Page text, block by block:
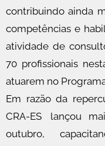
contribuindo ainda
competências e
atividade de
70 profissionais
atuarem no
Em razão da
CRA-ES lançou
outubro,